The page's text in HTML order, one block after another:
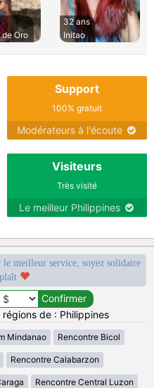
Oro
32 ans
Initao
Support
100% gratuit
Modérateurs à l'écoute
Visiteurs
Très visité
Le meilleur Philippines
meilleur service, soyez solidaire
de : Philippines
Mindanao Rencontre Bicol
Rencontre Calabarzon
Rencontre Central Luzon